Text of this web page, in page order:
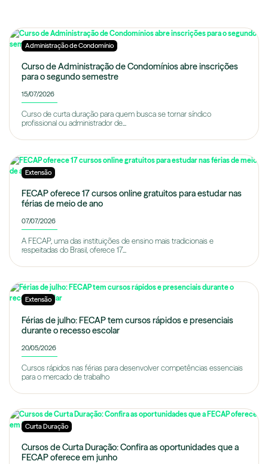
Administração de Condomínio
Curso de Administração de Condomínios abre inscrições
para o segundo semestre
15/07/2026
Curso de curta duração para quem busca se tornar síndico
profissional ou administrador de...
Extensão
FECAP oferece 17 cursos online gratuitos para estudar nas
férias de meio de ano
07/07/2026
A FECAP, uma das instituições de ensino mais tradicionais e
respeitadas do Brasil, oferece 17...
Extensão
Férias de julho: FECAP tem cursos rápidos e presenciais
durante o recesso escolar
20/05/2026
Cursos rápidos nas férias para desenvolver competências essenciais
para o mercado de trabalho
Curta Duração
Cursos de Curta Duração: Confira as oportunidades que a
FECAP oferece em junho